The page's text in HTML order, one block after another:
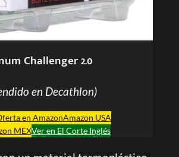
Challenger 2.0
en Decathlon)
en AmazonAmazon USA
MEXVer en El Corte Inglés